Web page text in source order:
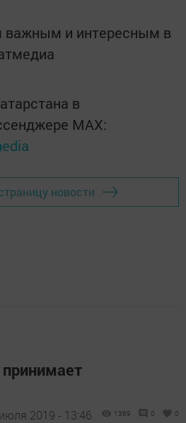
важным и интересным в
в
MАХ:
новости
2019 - 13:46 1369 0 0